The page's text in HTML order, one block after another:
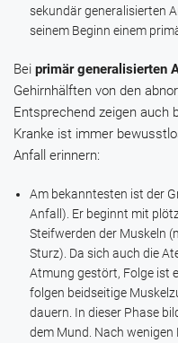
sekundär generalisierten
seinem Beginn einem
Bei primär generalisierten
Gehirnhälften von den
Entsprechend zeigen auch
Kranke ist immer
Anfall erinnern:
Am bekanntesten ist der
Anfall). Er beginnt mit
Steifwerden der Muskeln
Sturz). Da sich auch die
Atmung gestört, Folge ist
folgen beidseitige
dauern. In dieser Phase
dem Mund. Nach wenigen